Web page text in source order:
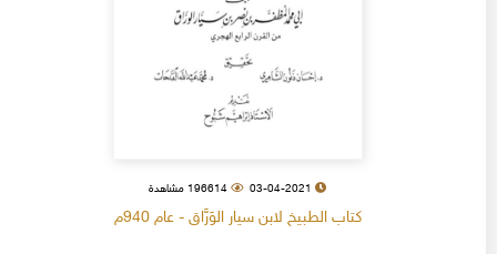
03-04-2021 196614 مشاهدة
كتاب الطبيخ لابن سيار الوَرَّاق - عام 940م